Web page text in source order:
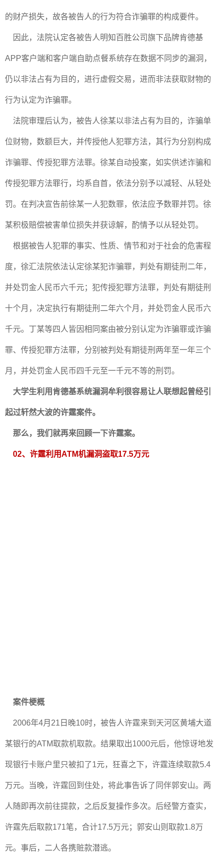
的财产损失，故各被告人的行为符合诈骗罪的构成要件。
因此，法院认定各被告人明知百胜公司旗下品牌肯德基
APP客户端和客户端自助点餐系统存在数据不同步的漏洞，
仍以非法占有为目的，进行虚假交易，进而非法获取财物的
行为认定为诈骗罪。
法院审理后认为，被告人徐某以非法占有为目的，诈骗单
位财物，数额巨大，并传授他人犯罪方法，其行为分别构成
诈骗罪、传授犯罪方法罪。徐某自动投案，如实供述诈骗和
传授犯罪方法罪行，均系自首，依法分别予以减轻、从轻处
罚。在判决宣告前徐某一人犯数罪，依法应予数罪并罚。徐
某积极赔偿被害单位损失并获谅解，酌情予以从轻处罚。
根据被告人犯罪的事实、性质、情节和对于社会的危害程
度，徐汇法院依法认定徐某犯诈骗罪，判处有期徒刑二年，
并处罚金人民币六千元；犯传授犯罪方法罪，判处有期徒刑
十个月，决定执行有期徒刑二年六个月，并处罚金人民币六
千元。丁某等四人皆因相同案由被分别认定为诈骗罪或诈骗
罪、传授犯罪方法罪，分别被判处有期徒刑两年至一年三个
月，并处罚金人民币四千元至一千元不等的刑罚。
大学生利用肯德基系统漏洞牟利很容易让人联想起曾经引
起过轩然大波的许霆案件。
那么，我们就再来回顾一下许霆案。
02、许霆利用ATM机漏洞盗取17.5万元
案件梗概
2006年4月21日晚10时，被告人许霆来到天河区黄埔大道
某银行的ATM取款机取款。结果取出1000元后，他惊讶地发
现银行卡账户里只被扣了1元，狂喜之下，许霆连续取款5.4
万元。当晚，许霆回到住处，将此事告诉了同伴郭安山。两
人随即再次前往提款，之后反复操作多次。后经警方查实，
许霆先后取款171笔，合计17.5万元；郭安山则取款1.8万
元。事后，二人各携赃款潜逃。